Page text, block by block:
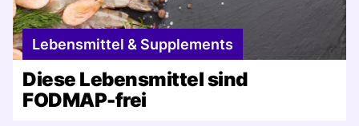
Lebensmittel & Supplements
Diese Lebensmittel sind
FODMAP-frei